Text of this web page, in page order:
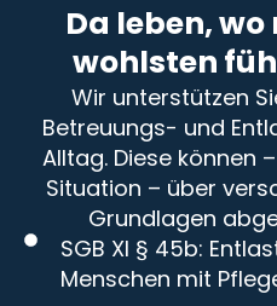
Da leben,
wohlsten
Wir unterstützen
Betreuungs- und
Alltag. Diese können
Situation – über
Grundlagen
SGB XI § 45b:
Menschen mit